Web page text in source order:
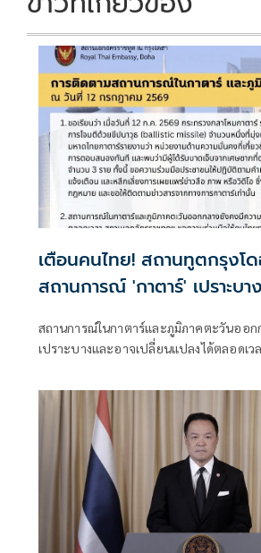
เตือนคนไทย! สถานทูตกรุงโ
สถานการณ์ 'กาตาร์' เปราะบ
สถานการณ์ในกาตาร์และภูมิภาคตะวันออก
เปราะบางและอาจเปลี่ยนแปลงได้ตลอดเว
แนะนำของทางการกาตาร์